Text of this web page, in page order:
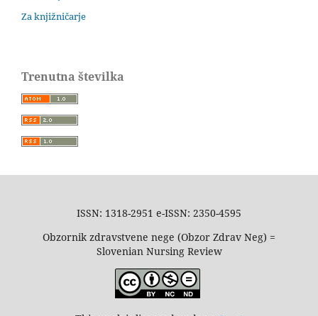
Za knjižničarje
Trenutna številka
ISSN: 1318-2951 e-ISSN: 2350-4595
Obzornik zdravstvene nege (Obzor Zdrav Neg) =
Slovenian Nursing Review